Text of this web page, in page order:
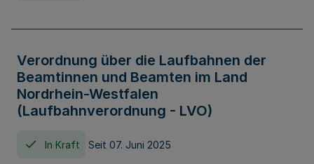
Verordnung über die Laufbahnen der
Beamtinnen und Beamten im Land
Nordrhein-Westfalen
(Laufbahnverordnung - LVO)
In Kraft Seit 07. Juni 2025